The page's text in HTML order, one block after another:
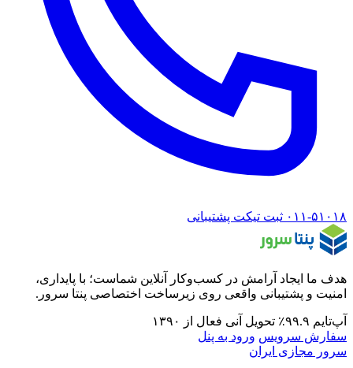
۰۱۱-۵۱۰۱۸ ثبت تیکت پشتیبانی
هدف ما ایجاد آرامش در کسب‌وکار آنلاین شماست؛ با پایداری،
امنیت و پشتیبانی واقعی روی زیرساخت اختصاصی پنتا سرور.
آپ‌تایم ۹۹.۹٪ تحویل آنی فعال از ۱۳۹۰
سفارش سرویس ورود به پنل
سرور مجازی ایران